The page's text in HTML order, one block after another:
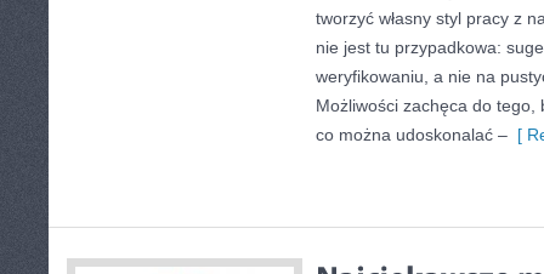
tworzyć własny styl pracy z
nie jest tu przypadkowa:
weryfikowaniu, a nie na
Możliwości zachęca do
co można udoskonalać – [